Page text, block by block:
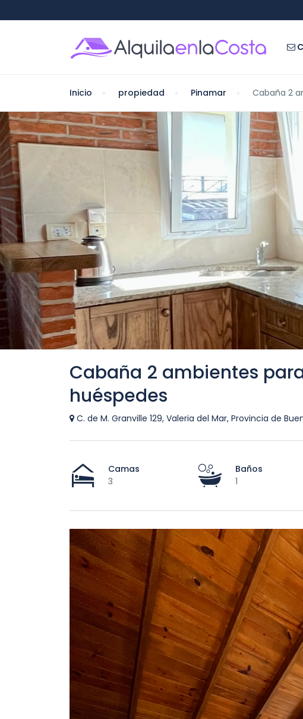
Inicio propiedad Pinamar Cabaña 2
Cabaña 2 ambientes
huéspedes
C. de M. Granville 129, Valeria del Mar, Provincia de
Camas
3
Baños
1